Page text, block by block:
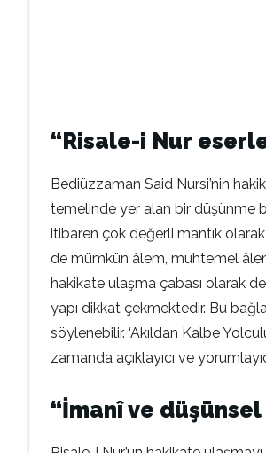
“Risale-i Nur
Bediüzzaman Said Nursi’nin
temelinde yer alan bir düşünme
itibaren çok değerli mantık
de mümkün âlem, muhtemel
hakikate ulaşma çabası olarak
yapı dikkat çekmektedir. Bu
söylenebilir. ‘Akıldan Kalbe
zamanda açıklayıcı ve
“İmanî ve